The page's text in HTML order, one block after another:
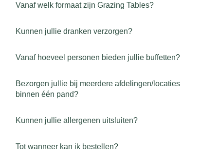
Vanaf welk formaat zijn Grazing Tables?
Kunnen jullie dranken verzorgen?
Vanaf hoeveel personen bieden jullie buffetten?
Bezorgen jullie bij meerdere afdelingen/locaties
binnen één pand?
Kunnen jullie allergenen uitsluiten?
Tot wanneer kan ik bestellen?